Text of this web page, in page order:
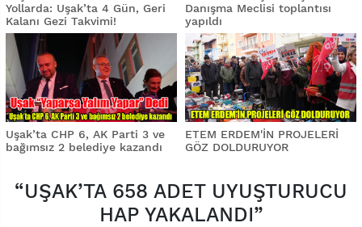
Yollarda: Uşak’ta 4 Gün, Geri
Kalanı Gezi Takvimi!
Danışma Meclisi toplantısı
yapıldı
Uşak’ta CHP 6, AK Parti 3 ve
bağımsız 2 belediye kazandı
ETEM ERDEM'İN PROJELERİ
GÖZ DOLDURUYOR
“UŞAK’TA 658 ADET UYUŞTURUCU
HAP YAKALANDI”